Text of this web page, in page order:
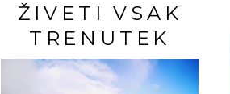
ŽIVETI VSAK
TRENUTEK